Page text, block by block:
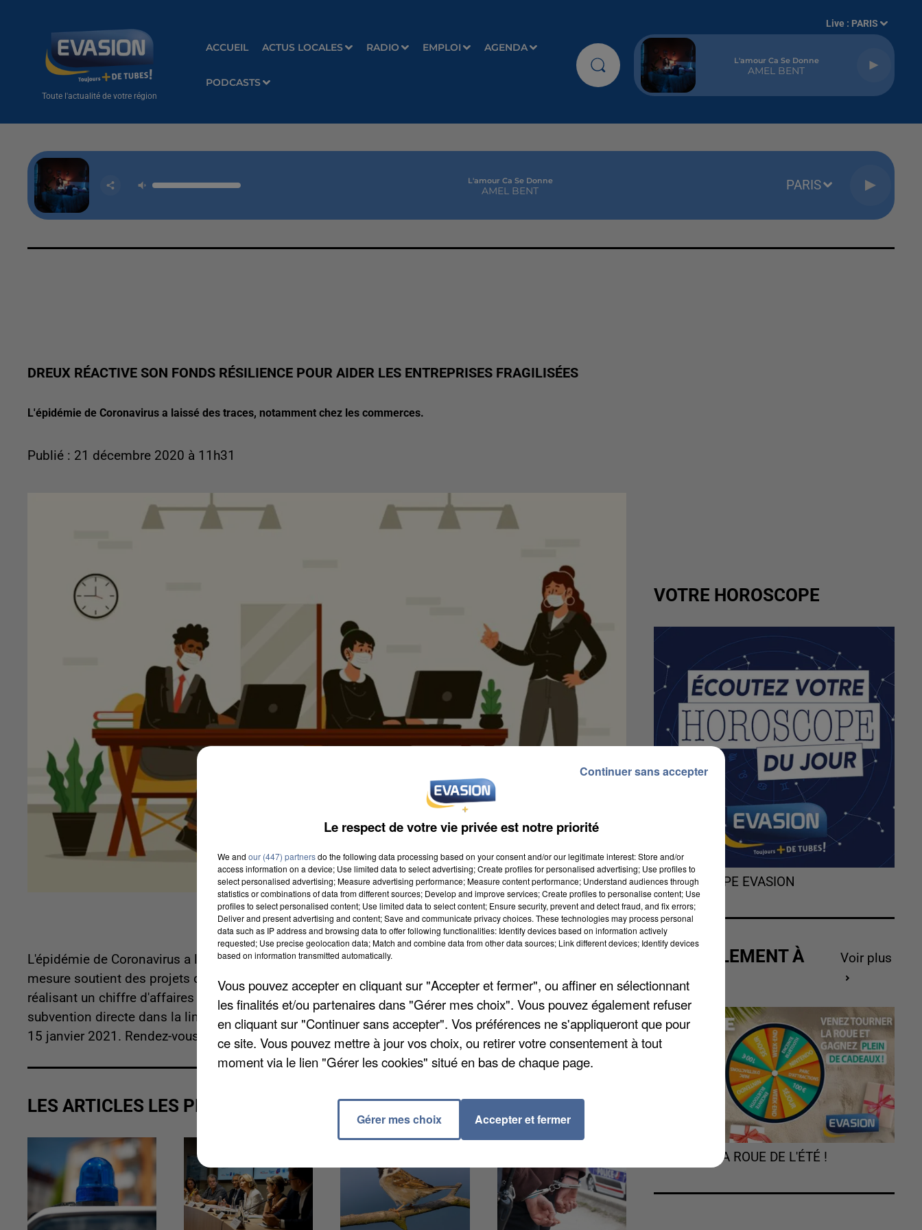
Toute l'actualité de votre région
ACCUEIL ACTUS LOCALES RADIO EMPLOI AGENDA
PODCASTS
Live : PARIS
L'amour Ca Se Donne
AMEL BENT
L'amour Ca Se Donne
AMEL BENT PARIS
DREUX RÉACTIVE SON FONDS RÉSILIENCE POUR AIDER LES ENTREPRISES FRAGILISÉES
L'épidémie de Coronavirus a laissé des traces, notamment chez les commerces.
Publié : 21 décembre 2020 à 11h31
L'épidémie de Coronavirus a laissé des traces, notamment chez les commerces. Pour y remédier, cette
mesure soutient des projets d'investissement ou répond à un besoin de trésorerie pour les entreprises
réalisant un chiffre d'affaires annuel inférieur à un million d'euros HT. L'aide prendra la forme d'une
subvention directe dans la limite d'un plafond de 5000 euros. La date limite de dépôt de dossier est le
15 janvier 2021. Rendez-vous sur
www.simplanter-a-dreux.fr .
LES ARTICLES LES PLUS VUS
VOTRE HOROSCOPE
L'HOROSCOPE EVASION
ACTUELLEMENT À
Voir plus
TOURNEZ LA ROUE DE L'ÉTÉ !
Le respect de votre vie privée est notre priorité
We and our (447) partnersdo the following data processing based on your consent and/or our legitimate interest: Store and/or
access information on a device; Use limited data to select advertising; Create profiles for personalised advertising; Use profiles to
select personalised advertising; Measure advertising performance; Measure content performance; Understand audiences through
statistics or combinations of data from different sources; Develop and improve services; Create profiles to personalise content; Use
profiles to select personalised content; Use limited data to select content; Ensure security, prevent and detect fraud, and fix errors;
Deliver and present advertising and content; Save and communicate privacy choices. These technologies may process personal
data such as IP address and browsing data to offer following functionalities: Identify devices based on information actively
requested; Use precise geolocation data; Match and combine data from other data sources; Link different devices; Identify devices
based on information transmitted automatically.
Vous pouvez accepter en cliquant sur "Accepter et fermer", ou affiner en sélectionnant
les finalités et/ou partenaires dans "Gérer mes choix". Vous pouvez également refuser
en cliquant sur "Continuer sans accepter". Vos préférences ne s'appliqueront que pour
ce site. Vous pouvez mettre à jour vos choix, ou retirer votre consentement à tout
moment via le lien "Gérer les cookies" situé en bas de chaque page.
Gérer mes choix Accepter et fermer
Continuer sans accepter